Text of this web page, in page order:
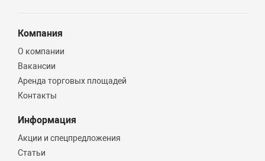
Компания
О компании
Вакансии
Аренда торговых площадей
Контакты
Информация
Акции и спецпредложения
Статьи